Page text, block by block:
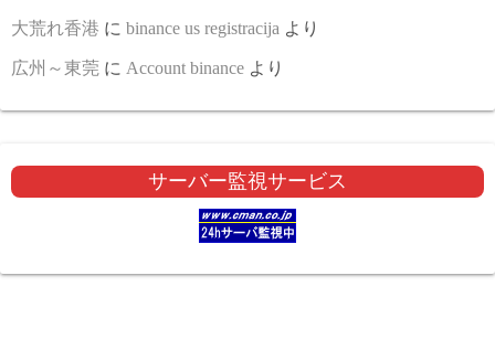
大荒れ香港 に binance us registracija より
広州～東莞 に Account binance より
サーバー監視サービス